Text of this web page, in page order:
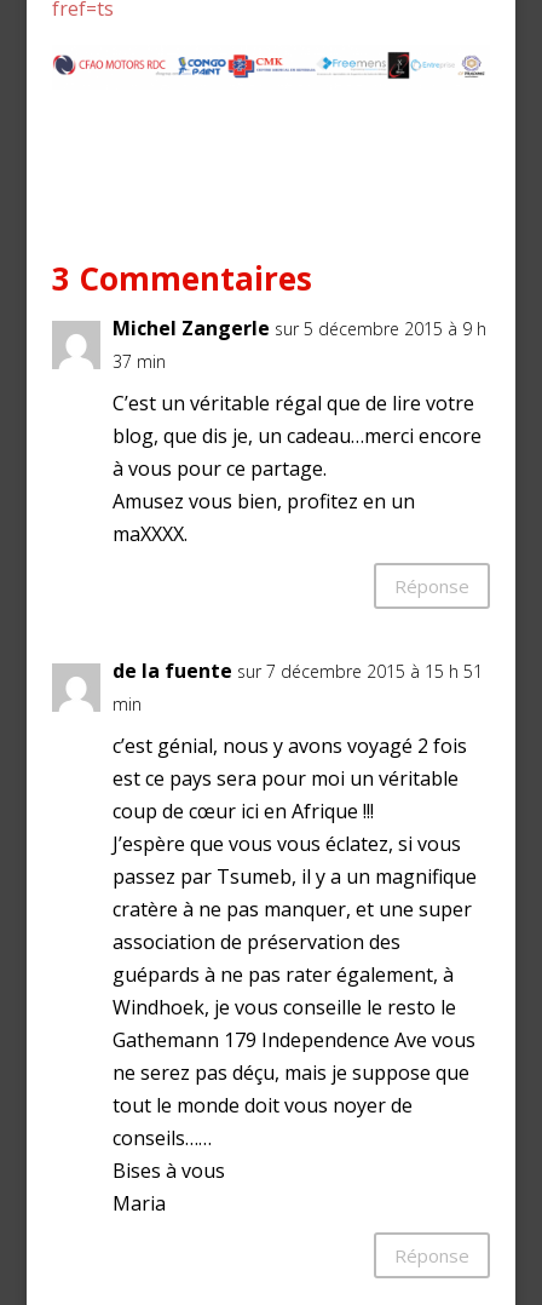
fref=ts
3 Commentaires
Michel Zangerle sur 5 décembre 2015 à 9 h
37 min
C’est un véritable régal que de lire votre
blog, que dis je, un cadeau…merci encore
à vous pour ce partage.
Amusez vous bien, profitez en un
maXXXX.
Réponse
de la fuente sur 7 décembre 2015 à 15 h 51
min
c’est génial, nous y avons voyagé 2 fois
est ce pays sera pour moi un véritable
coup de cœur ici en Afrique !!!
J’espère que vous vous éclatez, si vous
passez par Tsumeb, il y a un magnifique
cratère à ne pas manquer, et une super
association de préservation des
guépards à ne pas rater également, à
Windhoek, je vous conseille le resto le
Gathemann 179 Independence Ave vous
ne serez pas déçu, mais je suppose que
tout le monde doit vous noyer de
conseils……
Bises à vous
Maria
Réponse